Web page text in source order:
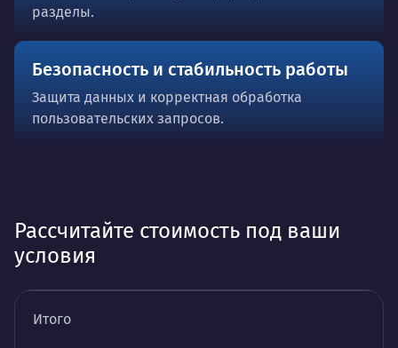
разделы.
Безопасность и стабильность работы
Защита данных и корректная обработка
пользовательских запросов.
Рассчитайте стоимость под ваши
условия
Итого